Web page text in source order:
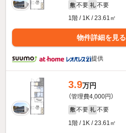
敷 不要 礼 不要
1階 / 1K / 23.61㎡
物件詳細を見る
提供
3.9万円
（管理費4,000円）
敷 不要 礼 不要
1階 / 1K / 23.61㎡